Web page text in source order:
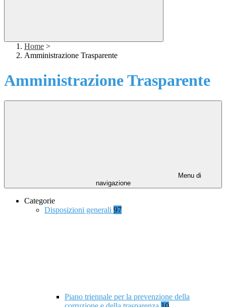
Home >
Amministrazione Trasparente
Amministrazione Trasparente
Menu di
navigazione
Categorie
Disposizioni generali 97
Piano triennale per la prevenzione della